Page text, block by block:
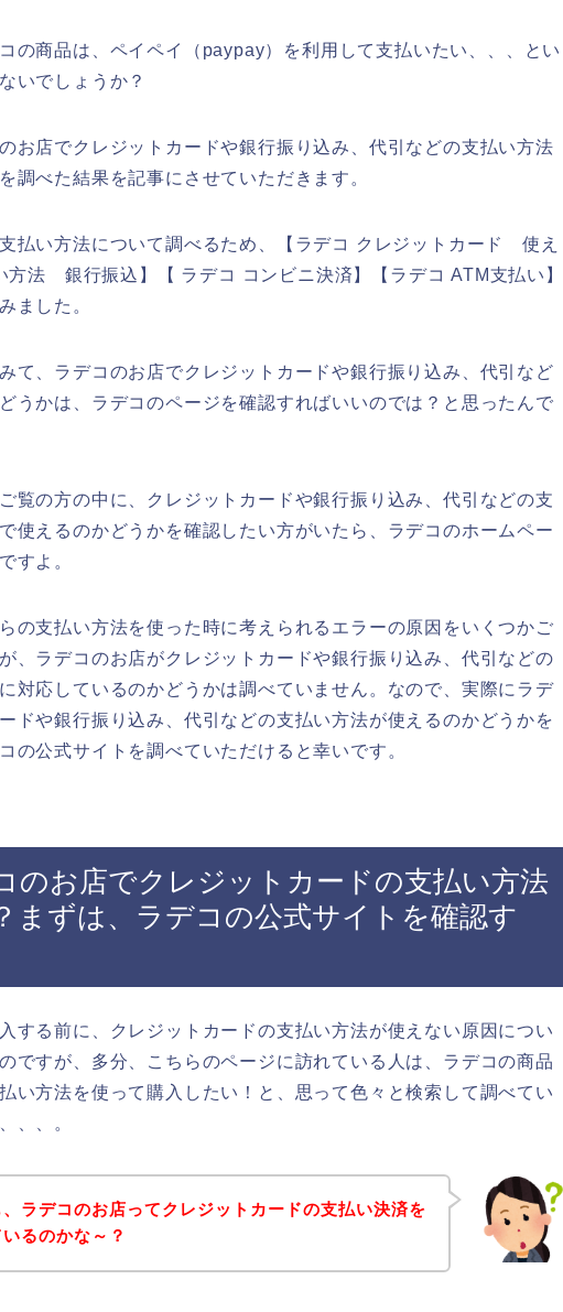
の商品は、ペイペイ（paypay）を利用して支払いたい、、、とい
いでしょうか？
お店でクレジットカードや銀行振り込み、代引などの支払い方法
調べた結果を記事にさせていただきます。
払い方法について調べるため、【ラデコ クレジットカード 使え
方法 銀行振込】【 ラデコ コンビニ決済】【ラデコ ATM支払い】
ました。
て、ラデコのお店でクレジットカードや銀行振り込み、代引など
うかは、ラデコのページを確認すればいいのでは？と思ったんで
覧の方の中に、クレジットカードや銀行振り込み、代引などの支
使えるのかどうかを確認したい方がいたら、ラデコのホームペー
すよ。
の支払い方法を使った時に考えられるエラーの原因をいくつかご
、ラデコのお店がクレジットカードや銀行振り込み、代引などの
対応しているのかどうかは調べていません。なので、実際にラデ
ドや銀行振り込み、代引などの支払い方法が使えるのかどうかを
の公式サイトを調べていただけると幸いです。
のお店でクレジットカードの支払い方法
まずは、ラデコの公式サイトを確認す
する前に、クレジットカードの支払い方法が使えない原因につい
ですが、多分、こちらのページに訪れている人は、ラデコの商品
い方法を使って購入したい！と、思って色々と検索して調べてい
、、。
ラデコのお店ってクレジットカードの支払い決済を
るのかな～？